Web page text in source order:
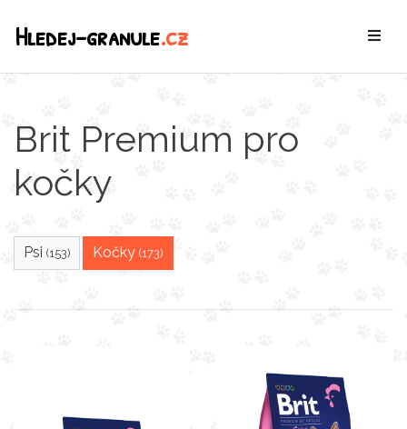
Hledej-granule.cz
Brit Premium pro
kočky
Psi (153) Kočky (173)